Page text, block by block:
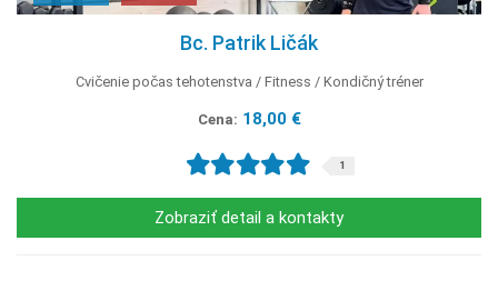
Bc. Patrik Ličák
Cvičenie počas tehotenstva Fitness Kondičný tréner
Cena: 18,00 €
1
Zobraziť detail a kontakty